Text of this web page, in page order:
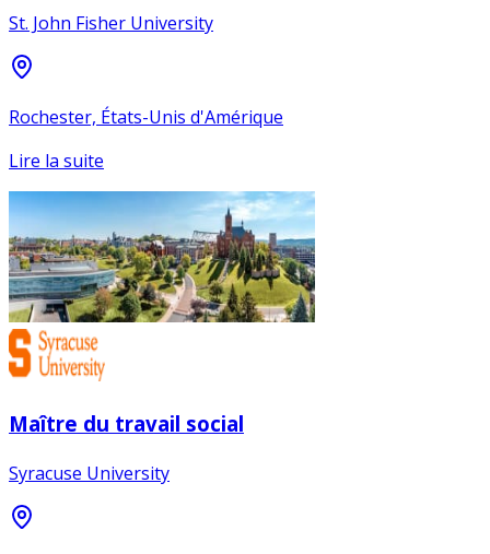
St. John Fisher University
Rochester, États-Unis d'Amérique
Lire la suite
Maître du travail social
Syracuse University